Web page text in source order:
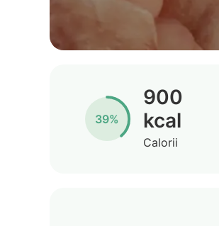
39%
900
kcal
Calorii